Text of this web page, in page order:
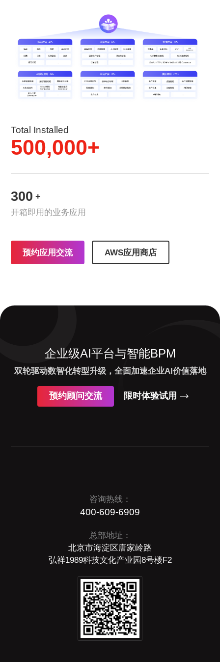
Total Installed
500,000+
300 +
开箱即用的业务应用
预约应用交流 AWS应用商店
企业级AI平台与智能BPM
双轮驱动数智化转型升级，全面加速企业AI价值落地
预约顾问交流 限时体验试用
咨询热线：
400-609-6909
总部地址：
北京市海淀区唐家岭路
弘祥1989科技文化产业园8号楼F2